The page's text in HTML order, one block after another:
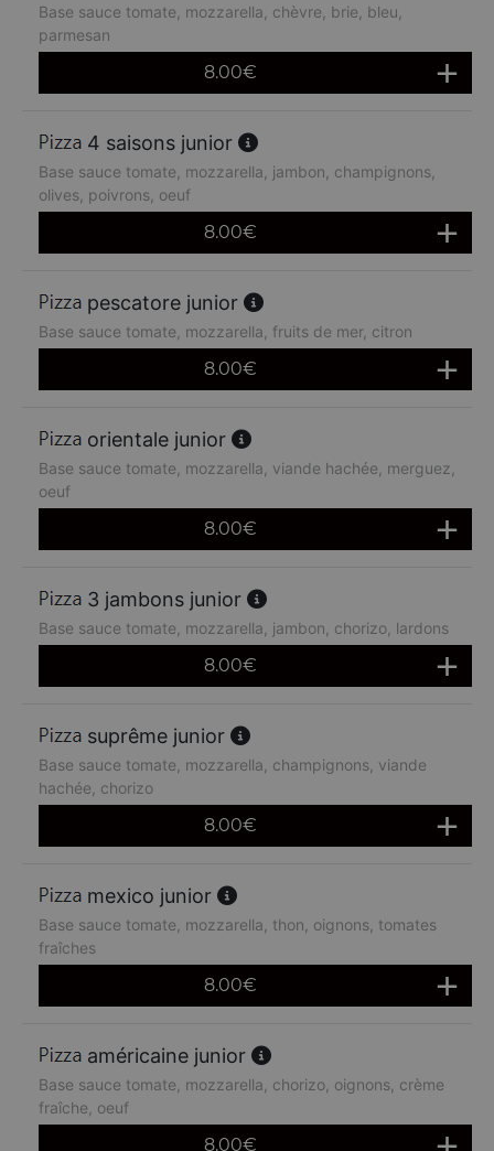
Base sauce tomate, mozzarella, chèvre, brie, bleu,
parmesan
8.00€
4 saisons junior
Base sauce tomate, mozzarella, jambon, champignons,
olives, poivrons, oeuf
8.00€
pescatore junior
Base sauce tomate, mozzarella, fruits de mer, citron
8.00€
orientale junior
Base sauce tomate, mozzarella, viande hachée, merguez,
oeuf
8.00€
3 jambons junior
Base sauce tomate, mozzarella, jambon, chorizo, lardons
8.00€
suprême junior
Base sauce tomate, mozzarella, champignons, viande
hachée, chorizo
8.00€
mexico junior
Base sauce tomate, mozzarella, thon, oignons, tomates
fraîches
8.00€
américaine junior
Base sauce tomate, mozzarella, chorizo, oignons, crème
fraîche, oeuf
8.00€